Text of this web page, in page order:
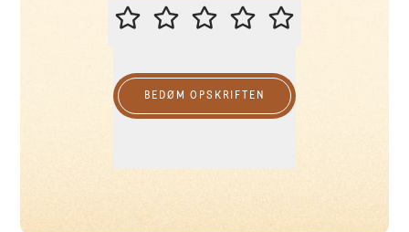
BEDØM DENNE OPSKRIFT
BEDØM OPSKRIFTEN